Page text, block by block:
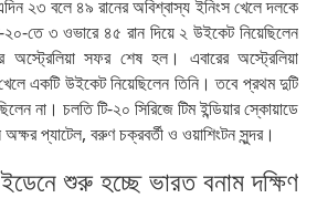
২৩ বলে ৪৯ রানের অবিশ্বাস্য ইনিংস খেলে দলকে
তে ৩ ওভারে ৪৫ রান দিয়ে ২ উইকেট নিয়েছিলেন
অস্ট্রেলিয়া সফর শেষ হল। এবারের অস্ট্রেলিয়া
একটি উইকেট নিয়েছিলেন তিনি। তবে প্রথম দুটি
না। চলতি টি-২০ সিরিজে টিম ইন্ডিয়ার স্কোয়াডে
প্যাটেল, বরুণ চক্রবর্তী ও ওয়াশিংটন সুন্দর।
শুরু হচ্ছে ভারত বনাম দক্ষিণ